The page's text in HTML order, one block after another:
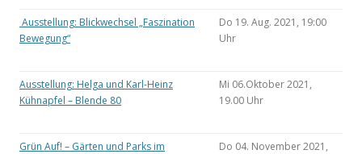
Ausstellung: Blickwechsel „Faszination
Bewegung“
Do 19. Aug. 2021, 19:00
Uhr
Ausstellung: Helga und Karl-Heinz
Kühnapfel – Blende 80
Mi 06.Oktober 2021,
19.00 Uhr
Grün Auf! – Gärten und Parks im
Do 04. November 2021,